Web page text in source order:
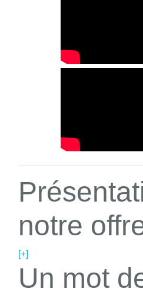
notre
[+]
Un mot